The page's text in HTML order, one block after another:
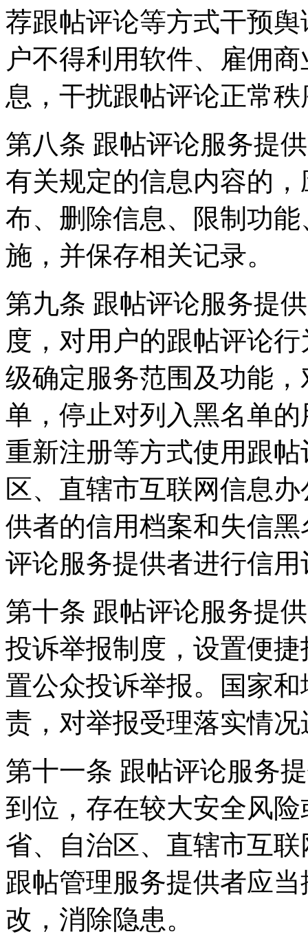
荐跟帖评论等方式干预
户不得利用软件、雇佣
息，干扰跟帖评论正常
第八条 跟帖评论服务提
有关规定的信息内容的
布、删除信息、限制功
施，并保存相关记录。
第九条 跟帖评论服务提
度，对用户的跟帖评论
级确定服务范围及功能
单，停止对列入黑名单
重新注册等方式使用跟
区、直辖市互联网信息
供者的信用档案和失信
评论服务提供者进行信用
第十条 跟帖评论服务提
投诉举报制度，设置便
置公众投诉举报。国家
责，对举报受理落实情
第十一条 跟帖评论服务
到位，存在较大安全风
省、自治区、直辖市互
跟帖管理服务提供者应
改，消除隐患。